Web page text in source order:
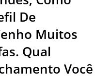
De
De
De
Vendido Em
De
Muitos
Qual
Você